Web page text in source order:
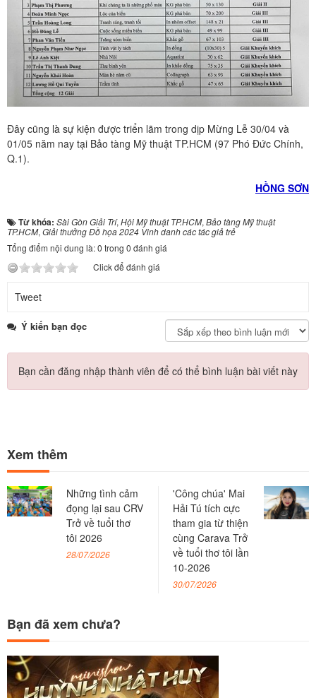
Đây cũng là sự kiện được triển lãm trong dịp Mừng Lễ 30/04 và
01/05 năm nay tại Bảo tàng Mỹ thuật TP.HCM (97 Phó Đức Chính,
Q.1).
HỒNG SƠN
Từ khóa: Sài Gòn Giải Trí, Hội Mỹ thuật TP.HCM, Bảo tàng Mỹ thuật
TP.HCM, Giải thưởng Đồ họa 2024 Vinh danh các tác giả trẻ
Tổng điểm nội dung là: 0 trong 0 đánh giá
Click để đánh giá
Tweet
Ý kiến bạn đọc
Bạn cần đăng nhập thành viên để có thể bình luận bài viết này
Xem thêm
Những tình cảm
đọng lại sau CRV
Trở về tuổi thơ
tôi 2026
28/07/2026
'Công chúa' Mai
Hải Tú tích cực
tham gia từ thiện
cùng Carava Trở
về tuổi thơ tôi lần
10-2026
30/07/2026
Bạn đã xem chưa?